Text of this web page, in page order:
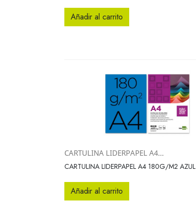
Añadir al carrito
Vista rápida
CARTULINA LIDERPAPEL A4...
CARTULINA LIDERPAPEL A4 180G/M2 AZUL
Añadir al carrito